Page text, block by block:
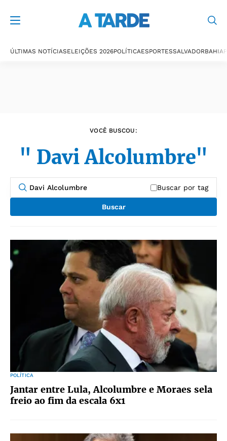
ÚLTIMAS NOTÍCIASELEIÇÕES 2026POLÍTICAESPORTESSALVADORBAHIA
VOCÊ BUSCOU:
" Davi Alcolumbre"
Buscar por tag
Buscar
POLÍTICA
Jantar entre Lula, Alcolumbre e Moraes sela
freio ao fim da escala 6x1